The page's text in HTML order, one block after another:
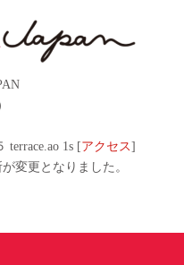
1s [アクセス]
変更となりました。